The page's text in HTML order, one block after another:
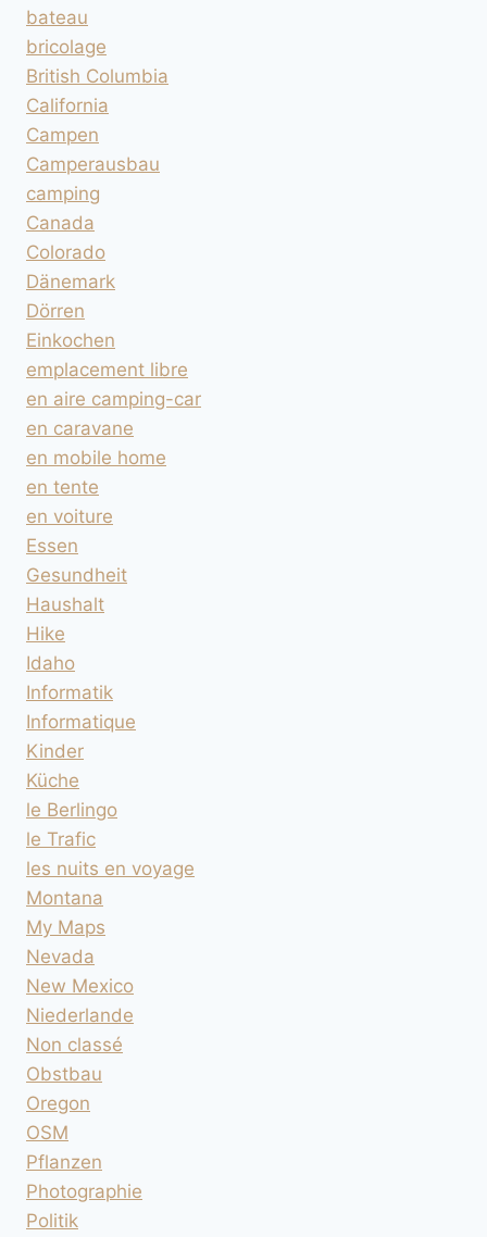
bateau
bricolage
British Columbia
California
Campen
Camperausbau
camping
Canada
Colorado
Dänemark
Dörren
Einkochen
emplacement libre
en aire camping-car
en caravane
en mobile home
en tente
en voiture
Essen
Gesundheit
Haushalt
Hike
Idaho
Informatik
Informatique
Kinder
Küche
le Berlingo
le Trafic
les nuits en voyage
Montana
My Maps
Nevada
New Mexico
Niederlande
Non classé
Obstbau
Oregon
OSM
Pflanzen
Photographie
Politik